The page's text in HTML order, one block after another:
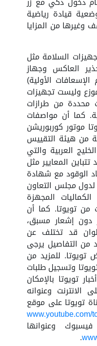
قيادة رياضية
من المزايا
السلامة مثل
العاكس وجهاز
الأولية)
وليست تجهيزات
محددة من طرازات
كما أن مواصفات
موتور كوربوريشن
من هيئة التقييس
العربية والتي
المعايير مثل
الوقود مع شهادة
مجلس التعاون
المجهزة
من تويوتا. كما أن
دون إشعار مسبق،
قد تختلف عن
من التفاصيل يرجى
تويوتا. للمزيد من
وتسجيل طلبات
تويوتا بالإمكان
الانترنت وعنوانه
تويوتا على موقع
www.youtube.com/
وعنوانها
.